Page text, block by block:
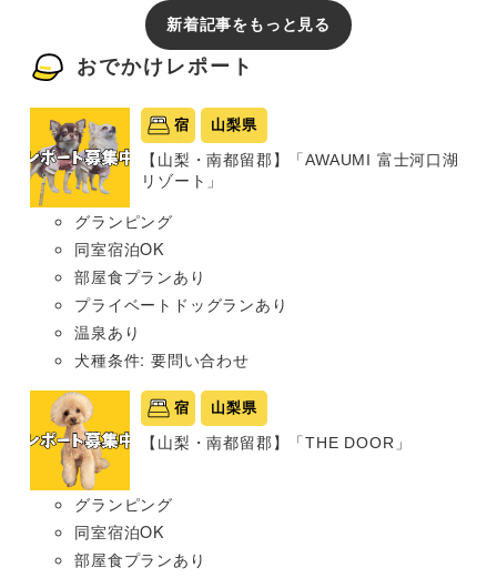
新着記事をもっと見る
おでかけレポート
宿 山梨県
【山梨・南都留郡】「AWAUMI 富士河口湖
リゾート」
グランピング
同室宿泊OK
部屋食プランあり
プライベートドッグランあり
温泉あり
犬種条件: 要問い合わせ
宿 山梨県
【山梨・南都留郡】「THE DOOR」
グランピング
同室宿泊OK
部屋食プランあり